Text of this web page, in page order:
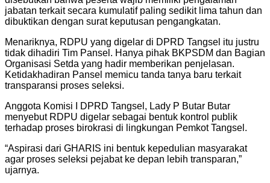
jabatan terkait secara kumulatif paling sedikit lima tahun dan
dibuktikan dengan surat keputusan pengangkatan.
Menariknya, RDPU yang digelar di DPRD Tangsel itu justru
tidak dihadiri Tim Pansel. Hanya pihak BKPSDM dan Bagian
Organisasi Setda yang hadir memberikan penjelasan.
Ketidakhadiran Pansel memicu tanda tanya baru terkait
transparansi proses seleksi.
Anggota Komisi I DPRD Tangsel, Lady P Butar Butar
menyebut RDPU digelar sebagai bentuk kontrol publik
terhadap proses birokrasi di lingkungan Pemkot Tangsel.
“Aspirasi dari GHARIS ini bentuk kepedulian masyarakat
agar proses seleksi pejabat ke depan lebih transparan,”
ujarnya.